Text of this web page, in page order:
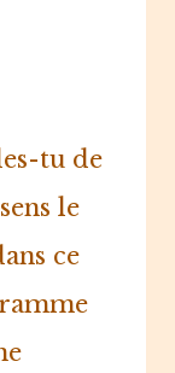
tu de
le
ce